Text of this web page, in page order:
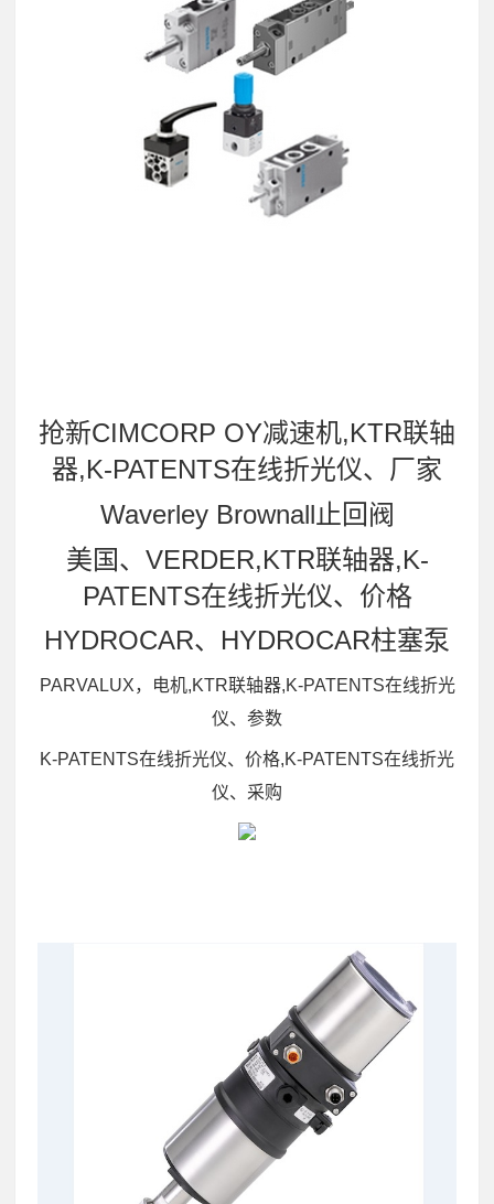
抢新CIMCORP OY减速机,KTR联轴
器,K-PATENTS在线折光仪、厂家
Waverley Brownall止回阀
美国、VERDER,KTR联轴器,K-
PATENTS在线折光仪、价格
HYDROCAR、HYDROCAR柱塞泵
PARVALUX，电机,KTR联轴器,K-PATENTS在线折光
仪、参数
K-PATENTS在线折光仪、价格,K-PATENTS在线折光
仪、采购